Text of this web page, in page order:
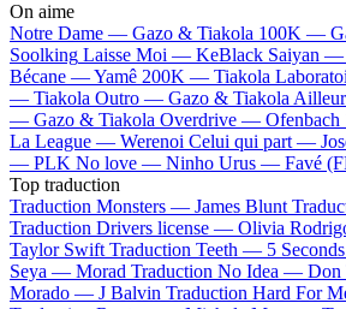
On aime
Notre Dame — Gazo & Tiakola 100K —
Soolking Laisse Moi — KeBlack Saiyan —
Bécane —Yamê 200K — Tiakola
— Tiakola Outro — Gazo & Tiakola
— Gazo & Tiakola Overdrive — Ofenbach
La League — Werenoi Celui qui part —
— PLK No love — Ninho Urus — Favé
Top traduction
Traduction Monsters — James Blunt
Traduction Drivers license — Olivia
Taylor Swift Traduction Teeth — 5
Seya — Morad Traduction No Idea — Don
Morado — J Balvin Traduction Hard For